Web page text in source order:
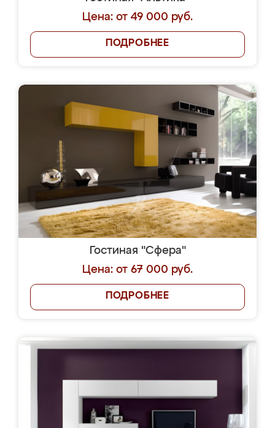
Цена: от 49 000 руб.
ПОДРОБНЕЕ
Гостиная "Сфера"
Цена: от 67 000 руб.
ПОДРОБНЕЕ